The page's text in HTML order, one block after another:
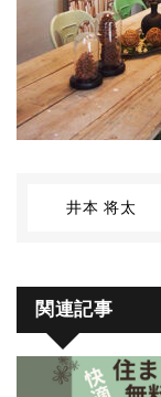
井本 将太
関連記事